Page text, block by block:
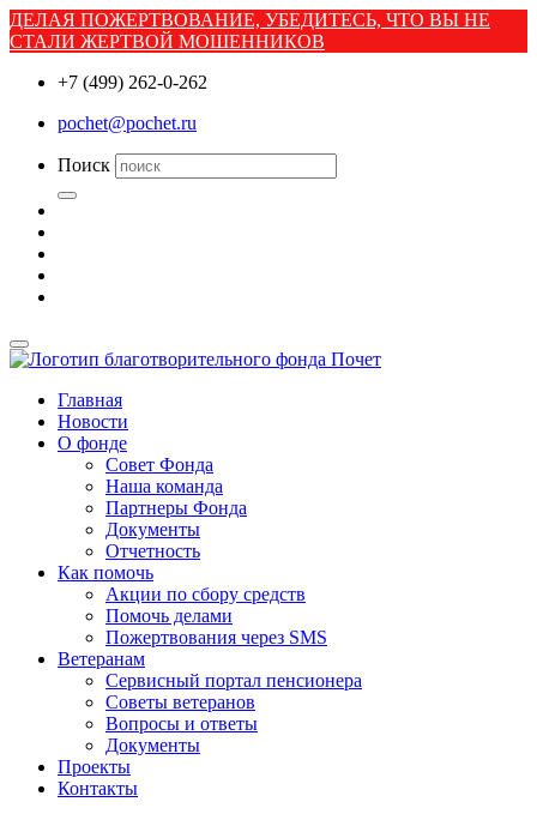
ДЕЛАЯ ПОЖЕРТВОВАНИЕ, УБЕДИТЕСЬ, ЧТО ВЫ НЕ
СТАЛИ ЖЕРТВОЙ МОШЕННИКОВ
+7 (499) 262-0-262
pochet@pochet.ru
Поиск
Главная
Новости
О фонде
Совет Фонда
Наша команда
Партнеры Фонда
Документы
Отчетность
Как помочь
Акции по сбору средств
Помочь делами
Пожертвования через SMS
Ветеранам
Сервисный портал пенсионера
Советы ветеранов
Вопросы и ответы
Документы
Проекты
Контакты